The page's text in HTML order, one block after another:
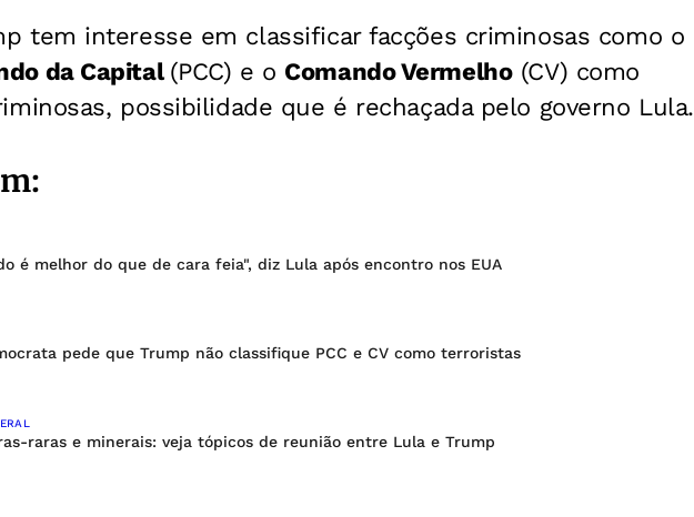
tem interesse em classificar facções criminosas como o
da Capital (PCC) e o Comando Vermelho(CV) como
possibilidade que é rechaçada pelo governo Lula.
é melhor do que de cara feia", diz Lula após encontro nos EUA
pede que Trump não classifique PCC e CV como terroristas
raras e minerais: veja tópicos de reunião entre Lula e Trump